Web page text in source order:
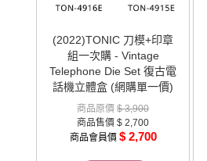
(2022)TONIC 刀模+印章
組一次購 - Vintage
Telephone Die Set 復古電
話機立體盒 (網購單一價)
商品原價 $ 3,900
商品售價 $ 2,700
商品會員價 $ 2,700